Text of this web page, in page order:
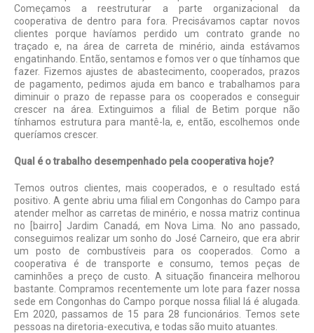
Começamos a reestruturar a parte organizacional da
cooperativa de dentro para fora. Precisávamos captar novos
clientes porque havíamos perdido um contrato grande no
traçado e, na área de carreta de minério, ainda estávamos
engatinhando. Então, sentamos e fomos ver o que tínhamos que
fazer. Fizemos ajustes de abastecimento, cooperados, prazos
de pagamento, pedimos ajuda em banco e trabalhamos para
diminuir o prazo de repasse para os cooperados e conseguir
crescer na área. Extinguimos a filial de Betim porque não
tínhamos estrutura para mantê-la, e, então, escolhemos onde
queríamos crescer.
Qual é o trabalho desempenhado pela cooperativa hoje?
Temos outros clientes, mais cooperados, e o resultado está
positivo. A gente abriu uma filial em Congonhas do Campo para
atender melhor as carretas de minério, e nossa matriz continua
no [bairro] Jardim Canadá, em Nova Lima. No ano passado,
conseguimos realizar um sonho do José Carneiro, que era abrir
um posto de combustíveis para os cooperados. Como a
cooperativa é de transporte e consumo, temos peças de
caminhões a preço de custo. A situação financeira melhorou
bastante. Compramos recentemente um lote para fazer nossa
sede em Congonhas do Campo porque nossa filial lá é alugada.
Em 2020, passamos de 15 para 28 funcionários. Temos sete
pessoas na diretoria-executiva, e todas são muito atuantes.